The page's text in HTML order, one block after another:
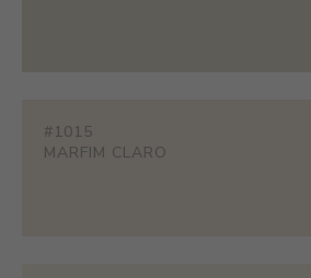
#1015
MARFIM CLARO